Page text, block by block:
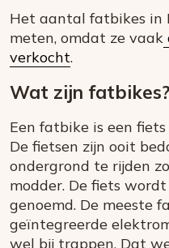
Het aantal fatbikes in
meten, omdat ze vaak
verkocht.
Wat zijn fatbikes?
Een fatbike is een
De fietsen zijn ooit
ondergrond te rijden
modder. De fiets
genoemd. De meeste
geïntegreerde
wel bij trappen. Dat